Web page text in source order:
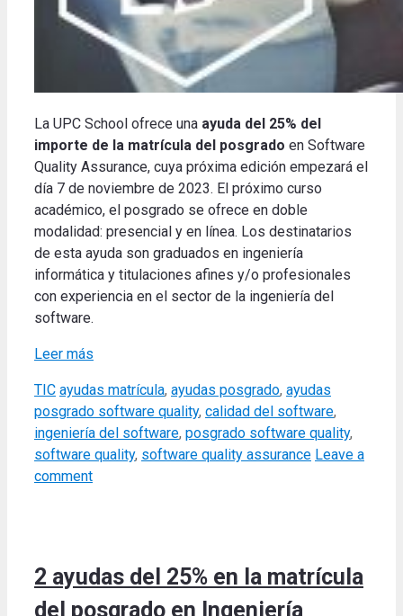
La UPC School ofrece una ayuda del 25% del
importe de la matrícula del posgrado en Software
Quality Assurance, cuya próxima edición empezará el
día 7 de noviembre de 2023. El próximo curso
académico, el posgrado se ofrece en doble
modalidad: presencial y en línea. Los destinatarios
de esta ayuda son graduados en ingeniería
informática y titulaciones afines y/o profesionales
con experiencia en el sector de la ingeniería del
software.
Leer más
Categories
TIC Tags
ayudas matrícula, ayudas posgrado, ayudas
posgrado software quality, calidad del software,
ingeniería del software, posgrado software quality,
software quality, software quality assurance Leave a
comment
2 ayudas del 25% en la matrícula
del posgrado en Ingeniería